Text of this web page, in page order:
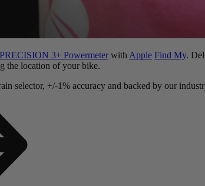
PRECISION 3+ Powermeter with Apple Find My.
the location of your bike.
selector, +/-1% accuracy and backed by our